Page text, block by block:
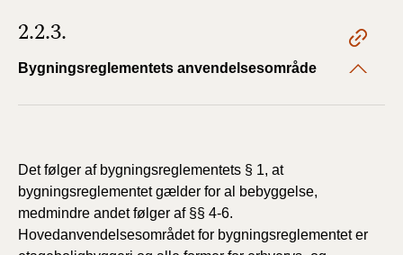
2.2.3.
Bygningsreglementets anvendelsesområde
Det følger af bygningsreglementets § 1, at
bygningsreglementet gælder for al bebyggelse,
medmindre andet følger af §§ 4-6.
Hovedanvendelsesområdet for bygningsreglementet er